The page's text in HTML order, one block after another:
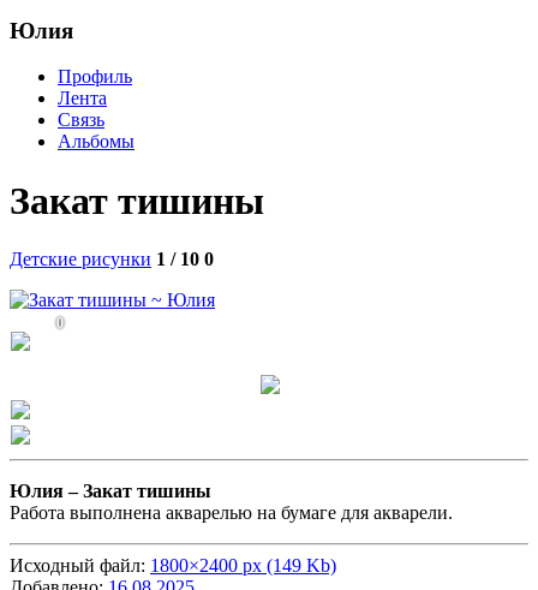
Юлия
Профиль
Лента
Связь
Альбомы
Закат тишины
Детские рисунки 1 / 10 0
0
Юлия –Закат тишины
Работа выполнена акварелью на бумаге для акварели.
Исходный файл: 1800×2400 px (149 Kb)